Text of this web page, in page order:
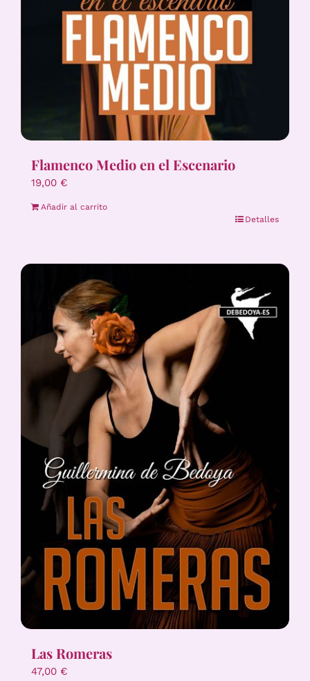
Flamenco Medio en el Escenario
19,00 €
Añadir al carrito
Detalles
Las Romeras
47,00 €